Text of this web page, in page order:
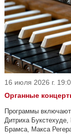
16 июля 2026 г.
Органные
Программы включают
Дитриха
Брамса, Макса